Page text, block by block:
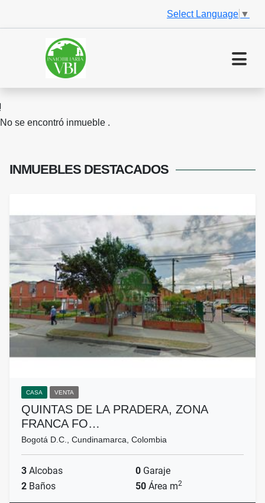
Select Language ▼
No se encontró inmueble .
INMUEBLES DESTACADOS
CASA VENTA
QUINTAS DE LA PRADERA, ZONA
FRANCA FO…
Bogotá D.C., Cundinamarca, Colombia
3 Alcobas 0 Garaje
2 Baños 50 Área m2